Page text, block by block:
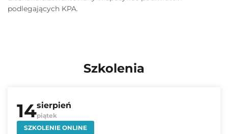
podlegających KPA.
Szkolenia
14sierpień
piątek
SZKOLENIE ONLINE